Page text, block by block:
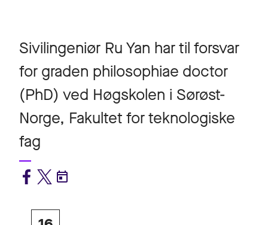
Sivilingeniør Ru Yan har til forsvar
for graden philosophiae doctor
(PhD) ved Høgskolen i Sørøst-
Norge, Fakultet for teknologiske
fag